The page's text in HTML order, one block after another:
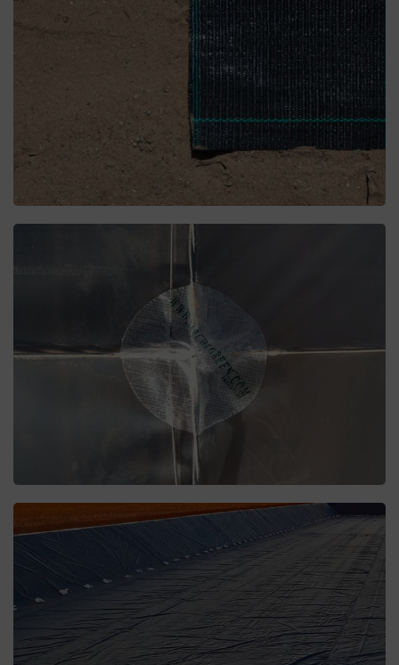
Mallas agrícolas para tu
invernadero.
ver más
PLÁSTICOS Y
MALLAS
Tipo saco para tu
invernadero.